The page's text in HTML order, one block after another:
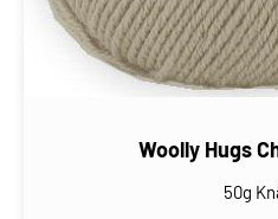
Woolly Hugs
50g